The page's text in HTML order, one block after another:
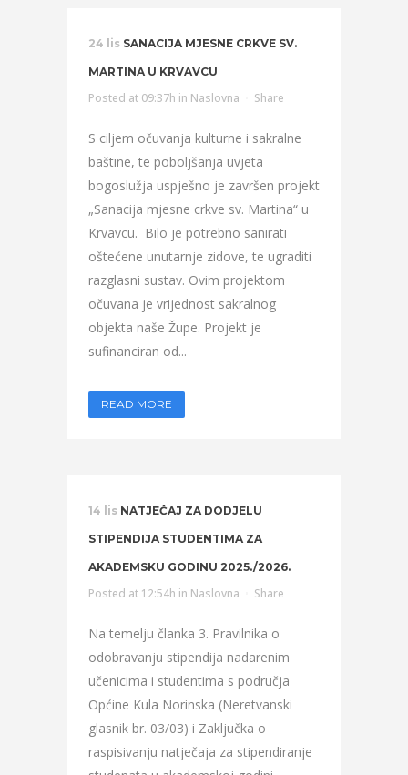
24 lis SANACIJA MJESNE CRKVE SV.
MARTINA U KRVAVCU
Posted at 09:37h in Naslovna Share
S ciljem očuvanja kulturne i sakralne
baštine, te poboljšanja uvjeta
bogoslužja uspješno je završen projekt
„Sanacija mjesne crkve sv. Martina“ u
Krvavcu. Bilo je potrebno sanirati
oštećene unutarnje zidove, te ugraditi
razglasni sustav. Ovim projektom
očuvana je vrijednost sakralnog
objekta naše Župe. Projekt je
sufinanciran od...
READ MORE
14 lis NATJEČAJ ZA DODJELU
STIPENDIJA STUDENTIMA ZA
AKADEMSKU GODINU 2025./2026.
Posted at 12:54h in Naslovna Share
Na temelju članka 3. Pravilnika o
odobravanju stipendija nadarenim
učenicima i studentima s područja
Općine Kula Norinska (Neretvanski
glasnik br. 03/03) i Zaključka o
raspisivanju natječaja za stipendiranje